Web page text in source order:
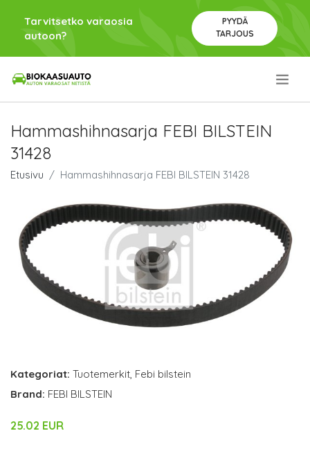
Tarvitsetko varaosia
autoon?
PYYDÄ
TARJOUS
Hammashihnasarja FEBI BILSTEIN
31428
Etusivu Hammashihnasarja FEBI BILSTEIN 31428
Kategoriat: Tuotemerkit, Febi bilstein
Brand: FEBI BILSTEIN
25.02 EUR